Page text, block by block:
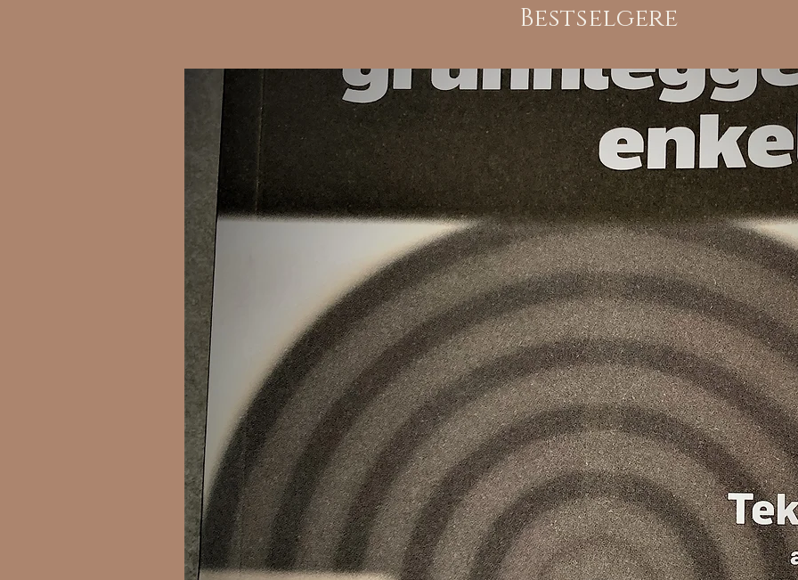
W00:
Bestselgere